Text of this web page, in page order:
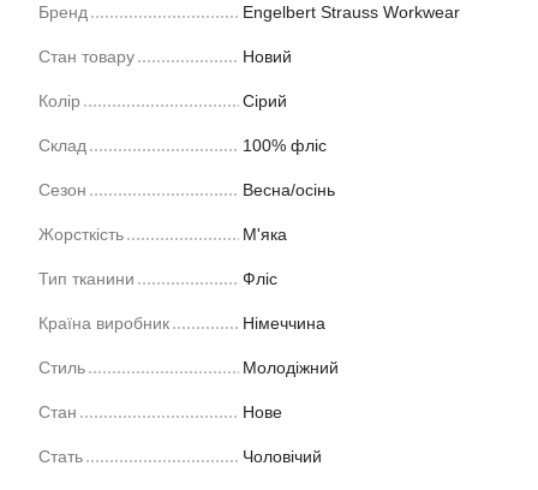
Бренд Engelbert Strauss Workwear
Стан товару Новий
Колір Сірий
Склад 100% фліс
Сезон Весна/осінь
Жорсткість М'яка
Тип тканини Фліс
Країна виробник Німеччина
Стиль Молодіжний
Стан Нове
Стать Чоловічий